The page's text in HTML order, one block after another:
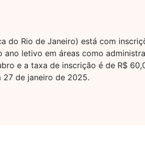
do Rio de Janeiro) está com
letivo em áreas como
e a taxa de inscrição é de R$
de janeiro de 2025.